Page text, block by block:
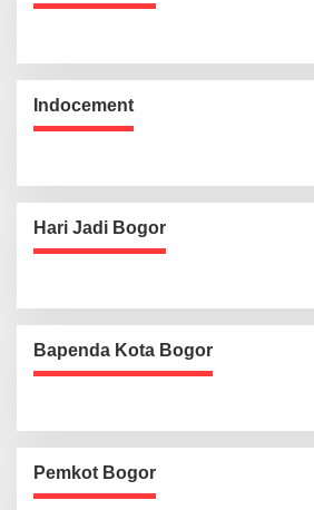
Indocement
Hari Jadi Bogor
Bapenda Kota Bogor
Pemkot Bogor